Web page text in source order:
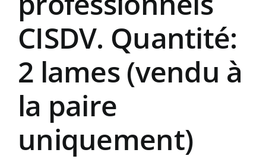
CISDV. Quantité:
2 lames (vendu à
la paire
uniquement)